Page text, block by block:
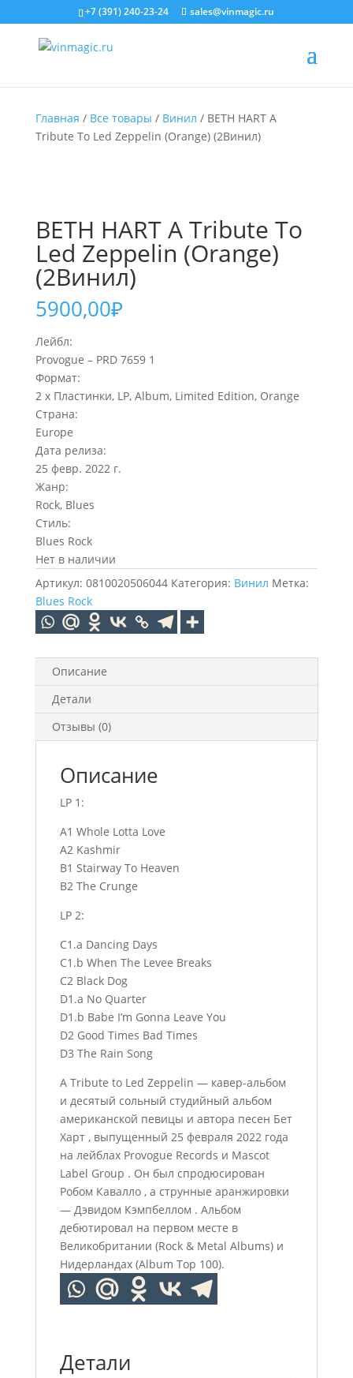
+7 (391) 240-23-24 sales@vinmagic.ru
Главная / Все товары / Винил / BETH HART A
Tribute To Led Zeppelin (Orange) (2Винил)
BETH HART A Tribute To
Led Zeppelin (Orange)
(2Винил)
5900,00₽
Лейбл:
Provogue – PRD 7659 1
Формат:
2 x Пластинки, LP, Album, Limited Edition, Orange
Страна:
Europe
Дата релиза:
25 февр. 2022 г.
Жанр:
Rock, Blues
Стиль:
Blues Rock
Нет в наличии
Артикул: 0810020506044 Категория: Винил Метка:
Blues Rock
Описание
Детали
Отзывы (0)
Описание
LP 1:
A1 Whole Lotta Love
A2 Kashmir
B1 Stairway To Heaven
B2 The Crunge
LP 2:
C1.a Dancing Days
C1.b When The Levee Breaks
C2 Black Dog
D1.a No Quarter
D1.b Babe I’m Gonna Leave You
D2 Good Times Bad Times
D3 The Rain Song
A Tribute to Led Zeppelin — кавер-альбом
и десятый сольный студийный альбом
американской певицы и автора песен Бет
Харт , выпущенный 25 февраля 2022 года
на лейблах Provogue Records и Mascot
Label Group . Он был спродюсирован
Робом Кавалло , а струнные аранжировки
— Дэвидом Кэмпбеллом . Альбом
дебютировал на первом месте в
Великобритании (Rock & Metal Albums) и
Нидерландах (Album Top 100).
Детали